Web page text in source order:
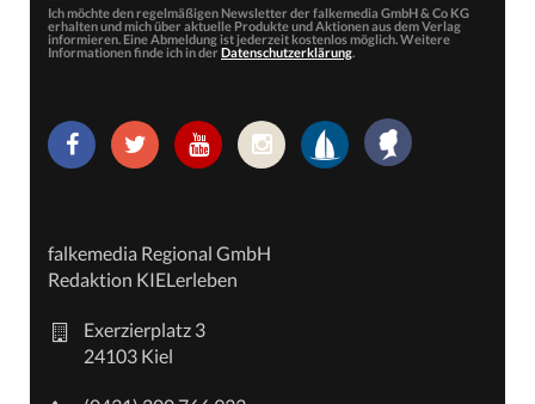
Ich möchte den regelmäßigen Newsletter der falkemedia GmbH & Co KG
erhalten und mich über aktuelle Produkte und Aktionen aus dem Verlag
informieren. Eine Abmeldung ist jederzeit kostenlos möglich. Weitere
Informationen finde ich in der Datenschutzerklärung.
falkemedia Regional GmbH
Redaktion KIELerleben
Exerzierplatz 3
24103 Kiel